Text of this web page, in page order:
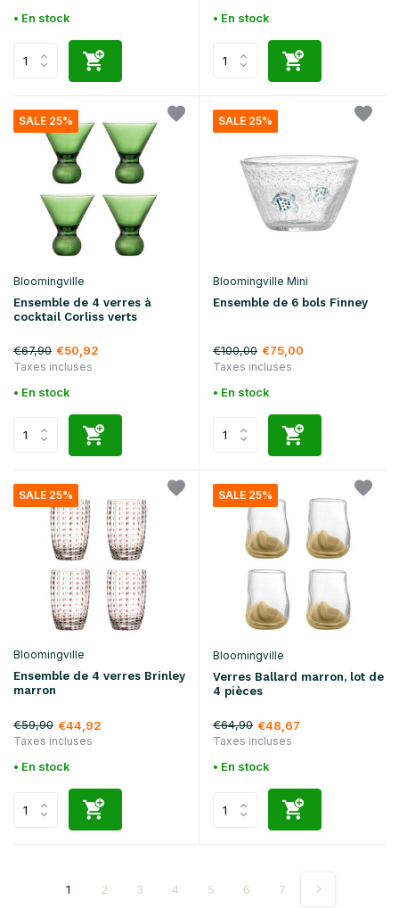
• En stock • En stock
SALE 25%
Bloomingville
Ensemble de 4 verres à
cocktail Corliss verts
€67,90 €50,92
Taxes incluses
• En stock
SALE 25%
Bloomingville Mini
Ensemble de 6 bols Finney
€100,00 €75,00
Taxes incluses
• En stock
SALE 25%
Bloomingville
Ensemble de 4 verres Brinley
marron
€59,90 €44,92
Taxes incluses
• En stock
SALE 25%
Bloomingville
Verres Ballard marron, lot de
4 pièces
€64,90 €48,67
Taxes incluses
• En stock
1 2 3 4 5 6 7